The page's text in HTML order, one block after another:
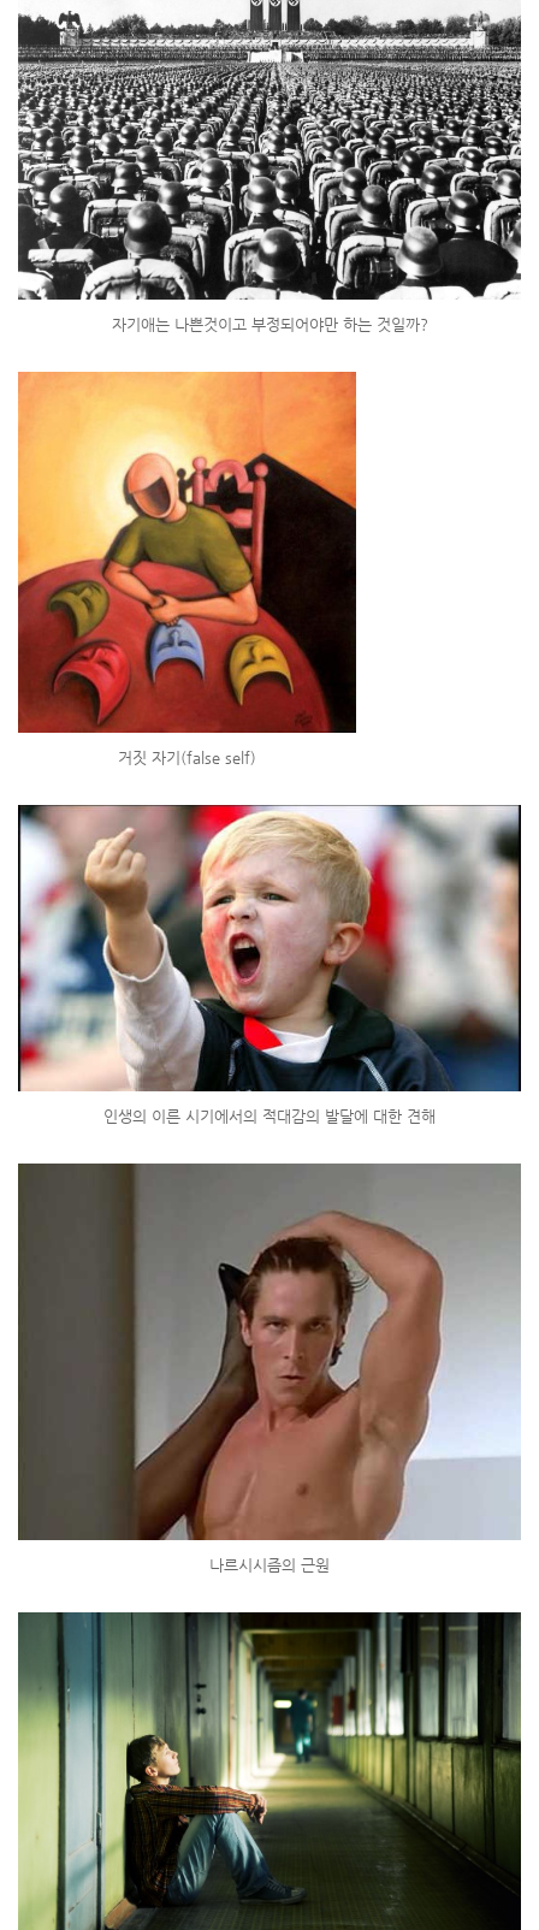
자기애는 나쁜것이고 부정되어야만 하는 것일까?
거짓 자기(false self)
인생의 이른 시기에서의 적대감의 발달에 대한 견해
나르시시즘의 근원